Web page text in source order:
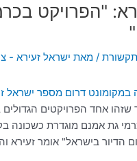
"הפרויקט
/ מאת ישראל זעירא -
דרום מספר ישראל
שזהו אחד הפרויקטים
גת אמנם מוגדרת כשכונה
הדיור בישראל" אומר זעירא